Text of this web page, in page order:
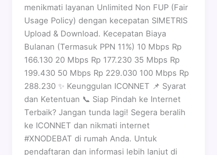
menikmati layanan Unlimited Non FUP (Fair
Usage Policy) dengan kecepatan SIMETRIS
Upload & Download. Kecepatan Biaya
Bulanan (Termasuk PPN 11%) 10 Mbps Rp
166.130 20 Mbps Rp 177.230 35 Mbps Rp
199.430 50 Mbps Rp 229.030 100 Mbps Rp
288.230 ✨ Keunggulan ICONNET 📌 Syarat
dan Ketentuan 📞 Siap Pindah ke Internet
Terbaik? Jangan tunda lagi! Segera beralih
ke ICONNET dan nikmati internet
#XNODEBAT di rumah Anda. Untuk
pendaftaran dan informasi lebih lanjut di